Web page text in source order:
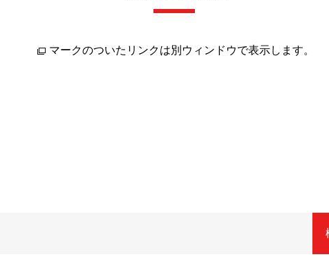
マークのついたリンクは別ウィンドウで表示します。